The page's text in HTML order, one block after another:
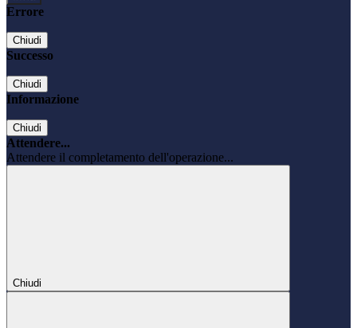
Errore
Chiudi
Successo
Chiudi
Informazione
Chiudi
Attendere...
Attendere il completamento dell'operazione...
Chiudi